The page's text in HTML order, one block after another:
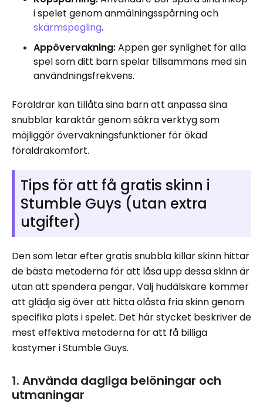
i spelet genom anmälningsspårning och
skärmspegling.
Appövervakning:Appen ger synlighet för alla
spel som ditt barn spelar tillsammans med sin
användningsfrekvens.
Föräldrar kan tillåta sina barn att anpassa sina
snubblar karaktär genom säkra verktyg som
möjliggör övervakningsfunktioner för ökad
föräldrakomfort.
Tips för att få gratis skinn i
Stumble Guys (utan extra
utgifter)
Den som letar efter gratis snubbla killar skinn hittar
de bästa metoderna för att låsa upp dessa skinn är
utan att spendera pengar. Välj hudälskare kommer
att glädja sig över att hitta olåsta fria skinn genom
specifika plats i spelet. Det här stycket beskriver de
mest effektiva metoderna för att få billiga
kostymer i Stumble Guys.
1. Använda dagliga belöningar och
utmaningar